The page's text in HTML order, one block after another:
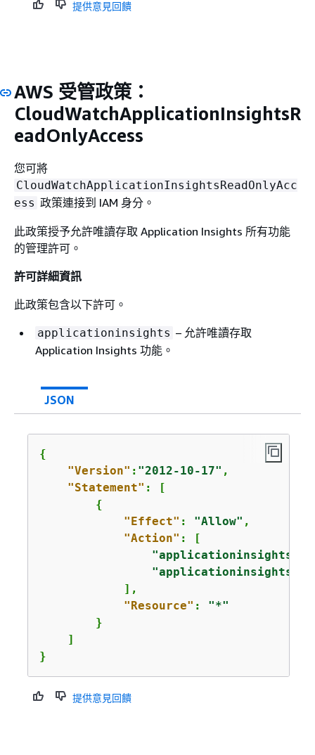
提供意見回饋
AWS 受管政策：
CloudWatchApplicationInsightsR
eadOnlyAccess
您可將
CloudWatchApplicationInsightsReadOnlyAcc
ess 政策連接到 IAM 身分。
此政策授予允許唯讀存取 Application Insights 所有功能
的管理許可。
許可詳細資訊
此政策包含以下許可。
applicationinsights – 允許唯讀存取
Application Insights 功能。
JSON
{
"Version" : "2012-10-17" ,
"Statement" : [
{
"Effect" : "Allow" ,
"Action" : [
            ],
"Resource" : "*"
        }
    ]
}
提供意見回饋